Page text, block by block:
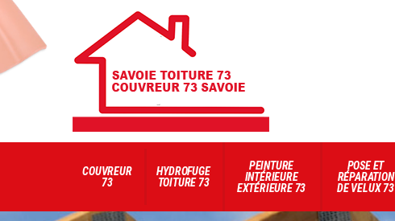
COUVREUR
73
HYDROFUGE
TOITURE 73
PEINTURE
INTÉRIEURE
EXTÉRIEURE 73
POSE ET
RÉPARATION
DE VELUX 73